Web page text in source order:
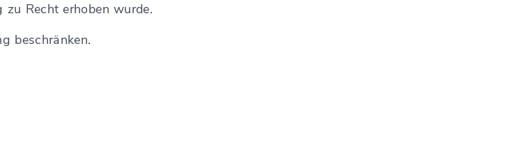
zu Recht erhoben wurde.
beschränken.